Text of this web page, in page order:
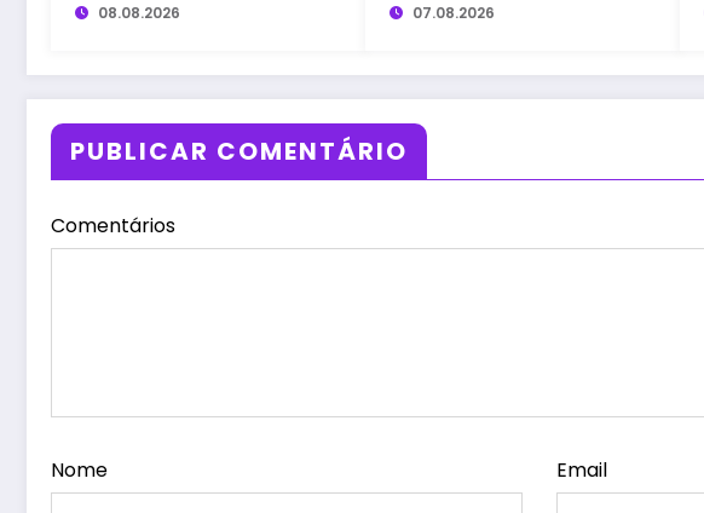
08.08.2026 07.08.2026
PUBLICAR COMENTÁRIO
Comentários
Nome Email